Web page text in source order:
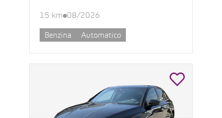
15 km 08/2026
Benzina Automatico